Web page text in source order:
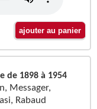
de 1898 à 1954
Messager,
Rabaud